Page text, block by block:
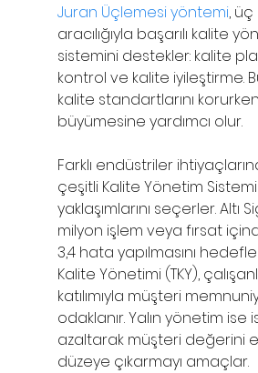
Juran Üçlemesi yöntemi,
aracılığıyla başarılı kalite
sistemini destekler: kalite
kontrol ve kalite iyileştirme.
kalite standartlarını
büyümesine yardımcı olur.
Farklı endüstriler
çeşitli Kalite Yönetim Sistemi
yaklaşımlarını seçerler. Altı
milyon işlem veya fırsat
3,4 hata yapılmasını
Kalite Yönetimi (TKY),
katılımıyla müşteri
odaklanır. Yalın yönetim ise
azaltarak müşteri değerini
düzeye çıkarmayı amaçlar.